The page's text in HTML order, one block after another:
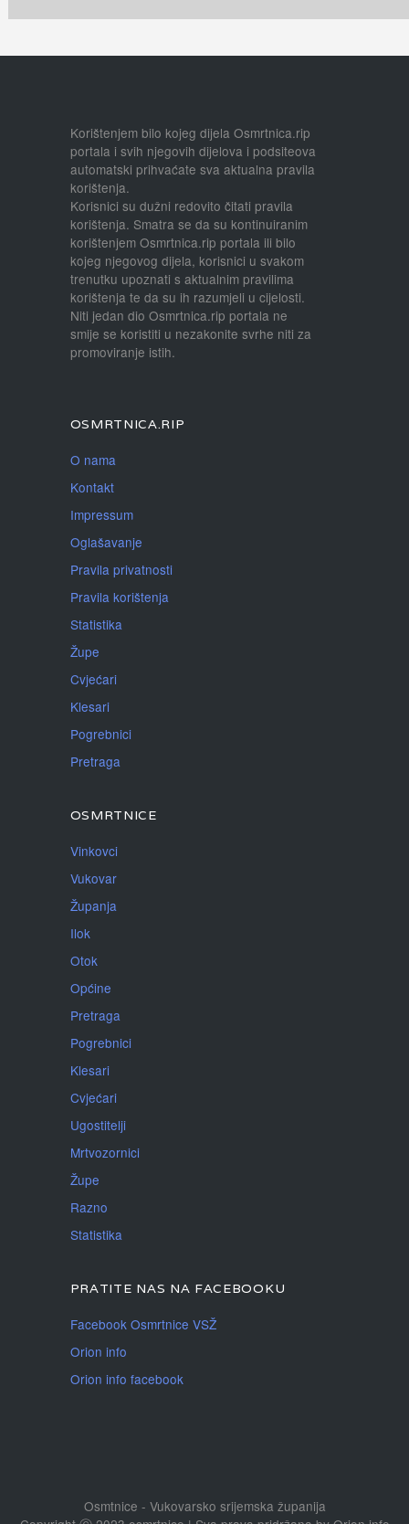
Korištenjem bilo kojeg dijela Osmrtnica.rip
portala i svih njegovih dijelova i podsiteova
automatski prihvaćate sva aktualna pravila
korištenja.
Korisnici su dužni redovito čitati pravila
korištenja. Smatra se da su kontinuiranim
korištenjem Osmrtnica.rip portala ili bilo
kojeg njegovog dijela, korisnici u svakom
trenutku upoznati s aktualnim pravilima
korištenja te da su ih razumjeli u cijelosti.
Niti jedan dio Osmrtnica.rip portala ne
smije se koristiti u nezakonite svrhe niti za
promoviranje istih.
OSMRTNICA.RIP
O nama
Kontakt
Impressum
Oglašavanje
Pravila privatnosti
Pravila korištenja
Statistika
Župe
Cvjećari
Klesari
Pogrebnici
Pretraga
OSMRTNICE
Vinkovci
Vukovar
Županja
Ilok
Otok
Općine
Pretraga
Pogrebnici
Klesari
Cvjećari
Ugostitelji
Mrtvozornici
Župe
Razno
Statistika
PRATITE NAS NA FACEBOOKU
Facebook Osmrtnice VSŽ
Orion info
Orion info facebook
Osmtnice - Vukovarsko srijemska županija